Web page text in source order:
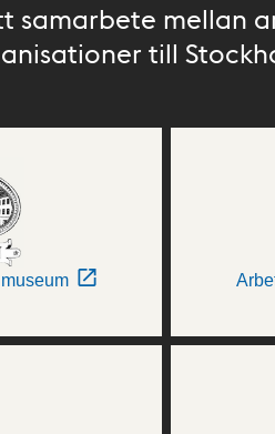
samarbete mellan
till